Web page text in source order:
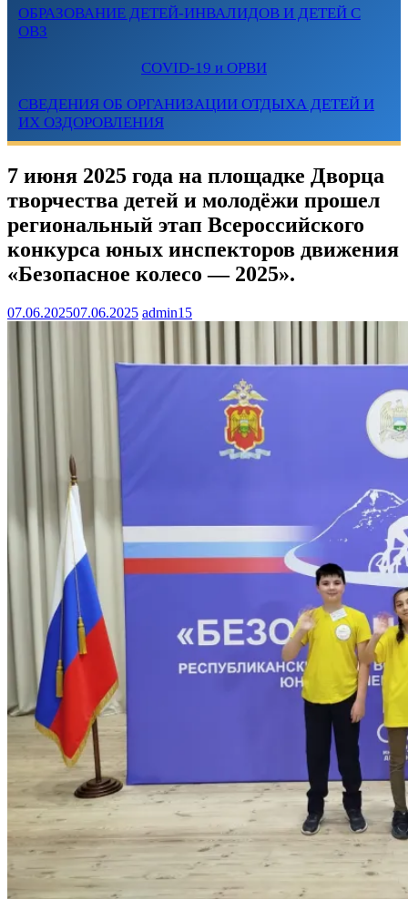
ОБРАЗОВАНИЕ ДЕТЕЙ-ИНВАЛИДОВ И ДЕТЕЙ С
ОВЗ
COVID-19 и ОРВИ
СВЕДЕНИЯ ОБ ОРГАНИЗАЦИИ ОТДЫХА ДЕТЕЙ И
ИХ ОЗДОРОВЛЕНИЯ
7 июня 2025 года на площадке Дворца
творчества детей и молодёжи прошел
региональный этап Всероссийского
конкурса юных инспекторов движения
«Безопасное колесо — 2025».
07.06.202507.06.2025 admin15